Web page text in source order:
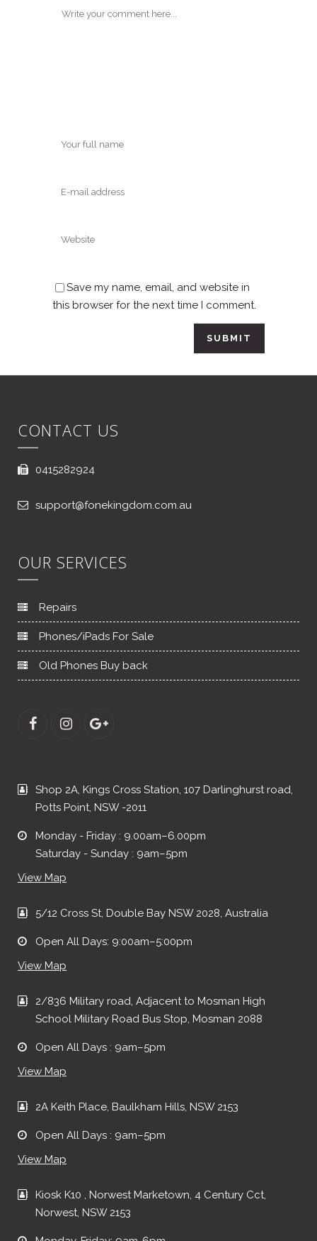
Save my name, email, and website in
this browser for the next time I comment.
CONTACT US
0415282924
support@fonekingdom.com.au
OUR SERVICES
Repairs
Phones/iPads For Sale
Old Phones Buy back
Shop 2A, Kings Cross Station, 107 Darlinghurst road,
Potts Point, NSW -2011
Monday - Friday : 9.00am–6.00pm
Saturday - Sunday : 9am–5pm
View Map
5/12 Cross St, Double Bay NSW 2028, Australia
Open All Days: 9:00am–5:00pm
View Map
2/836 Military road, Adjacent to Mosman High
School Military Road Bus Stop, Mosman 2088
Open All Days : 9am–5pm
View Map
2A Keith Place, Baulkham Hills, NSW 2153
Open All Days : 9am–5pm
View Map
Kiosk K10 , Norwest Marketown, 4 Century Cct,
Norwest, NSW 2153